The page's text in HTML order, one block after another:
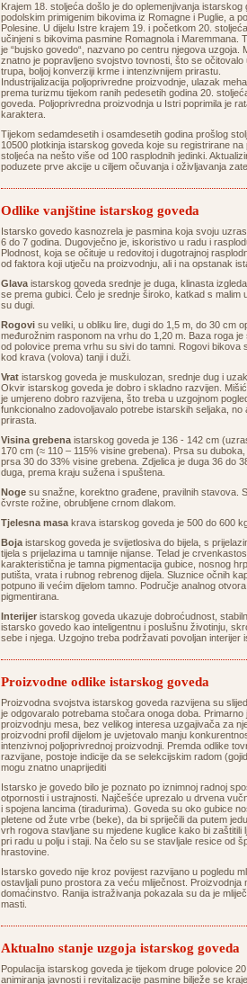
Krajem 18. stoljeća došlo je do oplemenjivanja istarskog
podolskim primigenim bikovima iz Romagne i Puglie, a
Polesine. U dijelu Istre krajem 19. i početkom 20.
učinjeni s bikovima pasmine Romagnola i Maremmana.
je “bujsko govedo“, nazvano po centru njegova uzgoja.
znatno je popravljeno svojstvo tovnosti, što se očitovalo
trupa, boljoj konverziji krme i intenzivnijem prirastu.
Industrijalizacija poljoprivredne proizvodnje, ulazak
prema turizmu tijekom ranih pedesetih godina 20.
goveda. Poljoprivredna proizvodnja u Istri poprimila je
karaktera.
Tijekom sedamdesetih i osamdesetih godina prošlog
10500 plotkinja istarskog goveda koje su registrirane
stoljeća na nešto više od 100 rasplodnih jedinki.
poduzete prve akcije u ciljem očuvanja i oživljavanja
Odlike vanjštine istarskog goveda
Istarsko govedo kasnozrela je pasmina koja svoju
6 do 7 godina. Dugovječno je, iskoristivo u radu i
Plodnost, koja se očituje u redovitoj i dugotrajnoj
od faktora koji utječu na proizvodnju, ali i na opstanak
Glava istarskog goveda srednje je duga, klinasta
se prema gubici. Čelo je srednje široko, katkad s malim
su dugi.
Rogovi su veliki, u obliku lire, dugi do 1,5 m, do 30 cm
međurožnim rasponom na vrhu do 1,20 m. Baza roga
od polovice prema vrhu su sivi do tamni. Rogovi bikova
kod krava (volova) tanji i duži.
Vrat istarskog goveda je muskulozan, srednje dug i
Okvir istarskog goveda je dobro i skladno razvijen.
je umjereno dobro razvijena, što treba u uzgojnom
funkcionalno zadovoljavalo potrebe istarskih seljaka,
prirasta.
Visina grebena istarskog goveda je 136 - 142 cm
170 cm (≈ 110 – 115% visine grebena). Prsa su
prsa 30 do 33% visine grebena. Zdjelica je duga 36 do
duga, prema kraju sužena i spuštena.
Noge su snažne, korektno građene, pravilnih stavova.
čvrste rožine, obrubljene crnom dlakom.
Tjelesna masa krava istarskog goveda je 500 do 600
Boja istarskog goveda je svijetlosiva do bijela, s
tijela s prijelazima u tamnije nijanse. Telad je
karakteristična je tamna pigmentacija gubice, nosnog
putišta, vrata i rubnog rebrenog dijela. Sluznice očnih
potpuno ili većim dijelom tamno. Područje analnog
pigmentirana.
Interijer istarskog goveda ukazuje dobroćudnost,
istarsko govedo kao inteligentnu i poslušnu životinju,
sebe i njega. Uzgojno treba podržavati povoljan interijer
Proizvodne odlike istarskog goveda
Proizvodna svojstva istarskog goveda razvijena su
je odgovaralo potrebama stočara onoga doba. Primarno
proizvodnju mesa, bez velikog interesa uzgajivača za
proizvodni profil dijelom je uvjetovalo manju
intenzivnoj poljoprivrednoj proizvodnji. Premda odlike
razvijane, postoje indicije da se selekcijskim radom
mogu znatno unaprijediti
Istarsko je govedo bilo je poznato po iznimnoj radnoj
otpornosti i ustrajnosti. Najčešće uprezalo u drvena
i spojena lancima (tiradurima). Goveda su oko gubice
pletene od žute vrbe (beke), da bi spriječili da putem
vrh rogova stavljane su mjedene kuglice kako bi zaštitili
pri radu u polju i staji. Na čelo su se stavljale resice od
hrastovine.
Istarsko govedo nije kroz povijest razvijano u pogledu
ostavljali puno prostora za veću mliječnost.
domaćinstvo. Ranija istraživanja pokazala su da je
masti.
Aktualno stanje uzgoja istarskog goveda
Populacija istarskog goveda je tijekom druge polovice
animiranja javnosti i revitalizacije pasmine bilježe se